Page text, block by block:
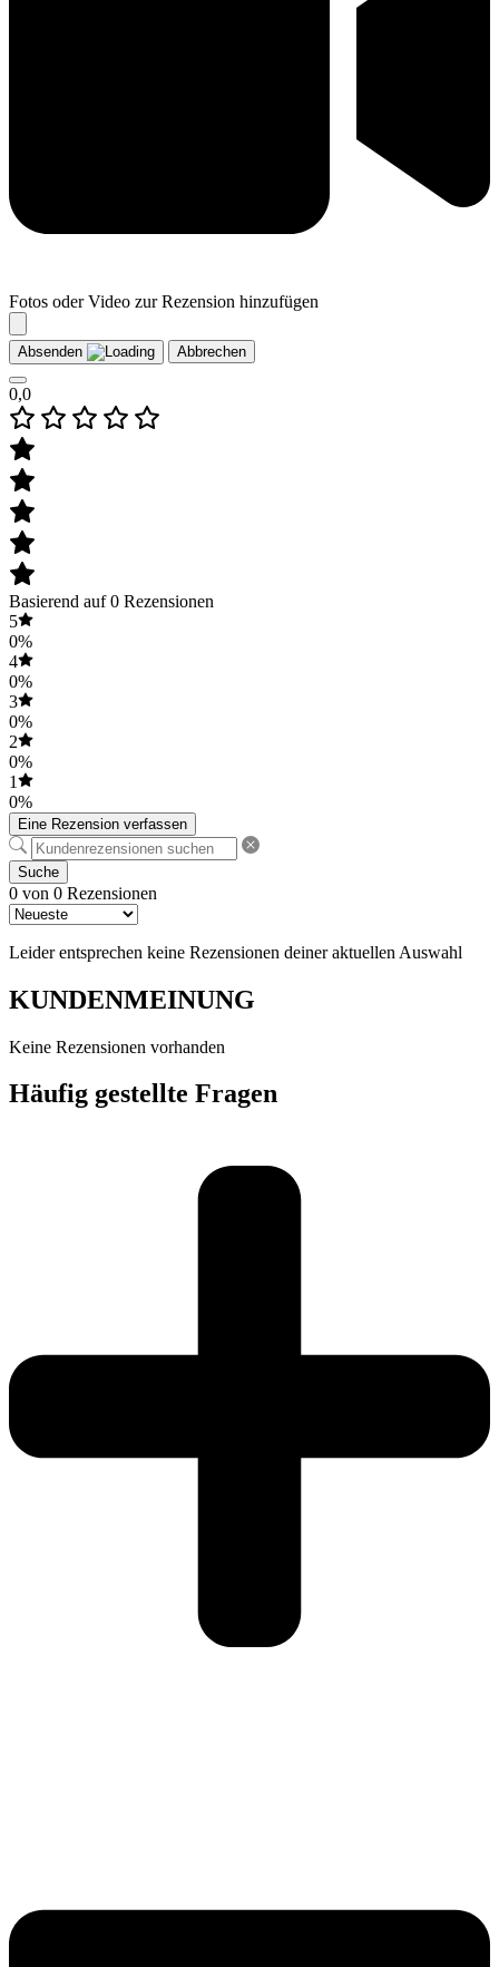
Fotos oder Video zur Rezension hinzufügen
Absenden Abbrechen
0,0
Basierend auf 0 Rezensionen
5
0%
4
0%
3
0%
2
0%
1
0%
Eine Rezension verfassen
Suche
0 von 0 Rezensionen
Leider entsprechen keine Rezensionen deiner aktuellen Auswahl
KUNDENMEINUNG
Keine Rezensionen vorhanden
Häufig gestellte Fragen